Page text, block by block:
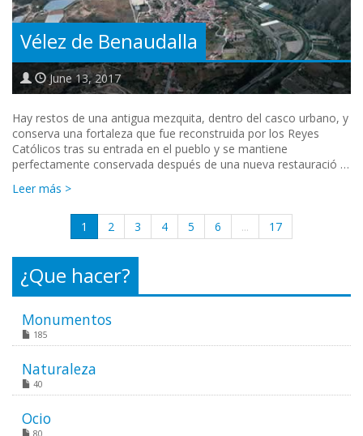
Vélez de Benaudalla
June 13, 2017
Hay restos de una antigua mezquita, dentro del casco urbano, y
conserva una fortaleza que fue reconstruida por los Reyes
Católicos tras su entrada en el pueblo y se mantiene
perfectamente conservada después de una nueva restauració …
Leer más >
1 2 3 4 5 6 ... 17
¿Que hacer?
Monumentos
185
Naturaleza
40
Ocio